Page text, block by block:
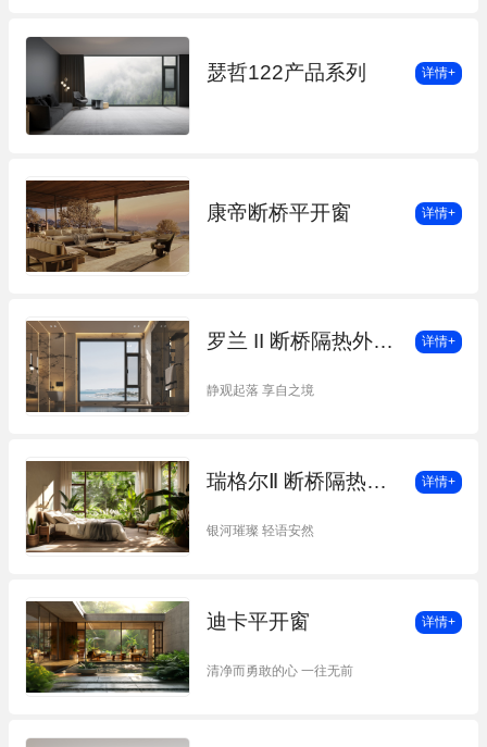
瑟哲122产品系列 详情+
康帝断桥平开窗 详情+
罗兰 II 断桥隔热外平开窗 详情+
静观起落 享自之境
瑞格尔Ⅱ 断桥隔热内平开窗 详情+
银河璀璨 轻语安然
迪卡平开窗 详情+
清净而勇敢的心 一往无前